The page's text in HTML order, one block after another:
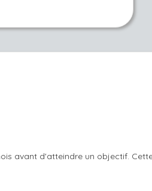
avant d'atteindre un objectif.